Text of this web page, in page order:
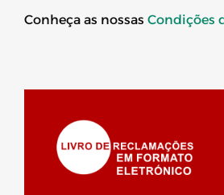
Conheça as nossas Condições